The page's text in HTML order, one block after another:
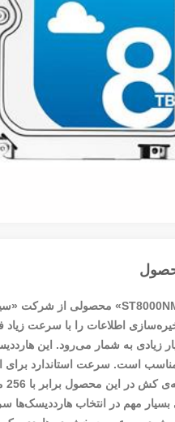
تصویر
زیادی به شمار می‌رود. این
بسیار مهم در انتخاب